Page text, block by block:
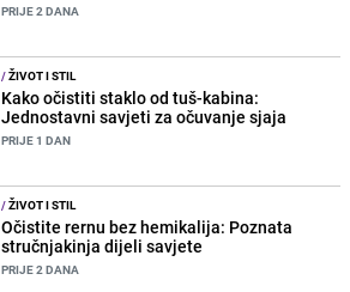
PRIJE 2 DANA
/ŽIVOT I STIL
Kako očistiti staklo od tuš-kabina:
Jednostavni savjeti za očuvanje sjaja
PRIJE 1 DAN
/ŽIVOT I STIL
Očistite rernu bez hemikalija: Poznata
stručnjakinja dijeli savjete
PRIJE 2 DANA